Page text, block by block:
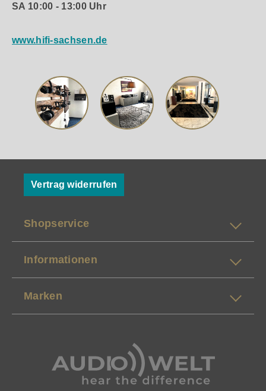
SA 10:00 - 13:00 Uhr
www.hifi-sachsen.de
Vertrag widerrufen
Shopservice
Informationen
Marken